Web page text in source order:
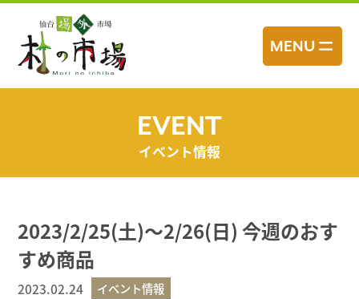
ッ
MENU
EVENT
イベント情報
2023/2/25(土)～2/26(日) 今週のおす
すめ商品
2023.02.24 イベント情報